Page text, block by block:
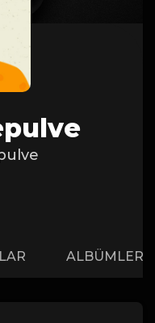
ALBÜMLER